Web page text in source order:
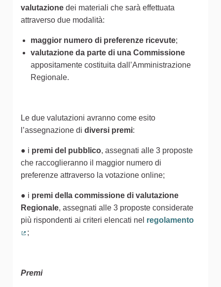
valutazione dei materiali che sarà effettuata
attraverso due modalità:
maggior numero di preferenze ricevute;
valutazione da parte di una Commissione
appositamente costituita dall’Amministrazione
Regionale.
Le due valutazioni avranno come esito
l’assegnazione di diversi premi:
● i premi del pubblico, assegnati alle 3 proposte
che raccoglieranno il maggior numero di
preferenze attraverso la votazione online;
● i premi della commissione di valutazione
Regionale, assegnati alle 3 proposte considerate
più rispondenti ai criteri elencati nel regolamento
;
Premi